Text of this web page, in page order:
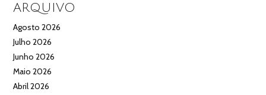
ARQUIVO
Agosto 2026
Julho 2026
Junho 2026
Maio 2026
Abril 2026